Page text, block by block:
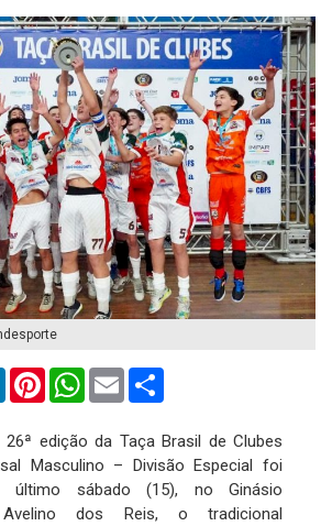
LinkedInPinterestWhatsApp
Email
edição da Taça Brasil de Clubes
Masculino – Divisão Especial foi
último sábado (15), no Ginásio
Avelino dos Reis, o tradicional